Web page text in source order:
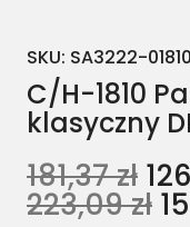
SKU: SA3222-
C/H-1810
klasyczny
181,37zł
223,09zł